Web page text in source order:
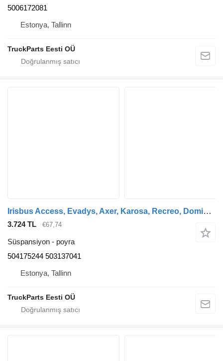
5006172081
Estonya, Tallinn
TruckParts Eesti OÜ
Irisbus Access, Evadys, Axer, Karosa, Recreo, Domino, Agora, Citelis, Eurorider (1999-) otobüs için Irisbus başka (01.05-) 504175244 poyra
3.724 TL €67,74
Süspansiyon - poyra
504175244 503137041
Estonya, Tallinn
TruckParts Eesti OÜ